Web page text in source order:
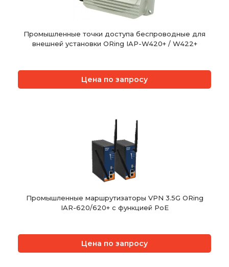
Промышленные точки доступа беспроводные для
внешней установки ORing IAP-W420+ / W422+
Цена по запросу
Промышленные маршрутизаторы VPN 3.5G ORing
IAR-620/620+ с функцией PoE
Цена по запросу